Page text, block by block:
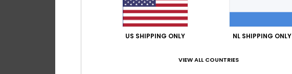
US SHIPPING ONLY NL SHIPPING ONLY
VIEW ALL COUNTRIES